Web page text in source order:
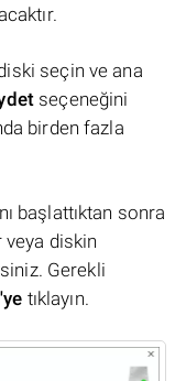
seçin ve ana
seçeneğini
birden fazla
başlattıktan sonra
veya diskin
Gerekli
tıklayın.